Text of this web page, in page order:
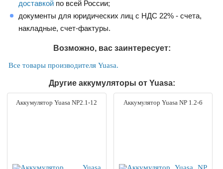
доставкой по всей России;
документы для юридических лиц с НДС 22% - счета,
накладные, счет-фактуры.
Возможно, вас заинтересует:
Все товары производителя Yuasa.
Другие аккумуляторы от Yuasa:
Аккумулятор Yuasa NP2.1-12 Аккумулятор Yuasa NP 1.2-6